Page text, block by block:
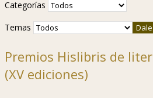
Categorías
Temas
Premios Hislibris de
(XV ediciones)